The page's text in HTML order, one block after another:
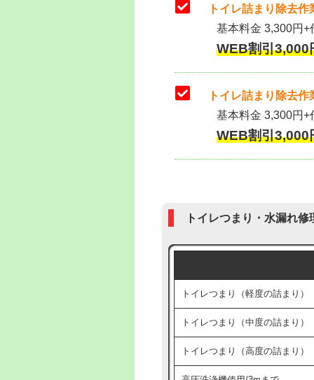
トイレ詰まり除去
基本料金 3,300円+
WEB割引
トイレ詰まり除去
基本料金 3,300円+
WEB割引
トイレつまり・水漏れ
トイレつまり（軽度の詰まり）
トイレつまり（中度の詰まり）
トイレつまり（高度の詰まり）